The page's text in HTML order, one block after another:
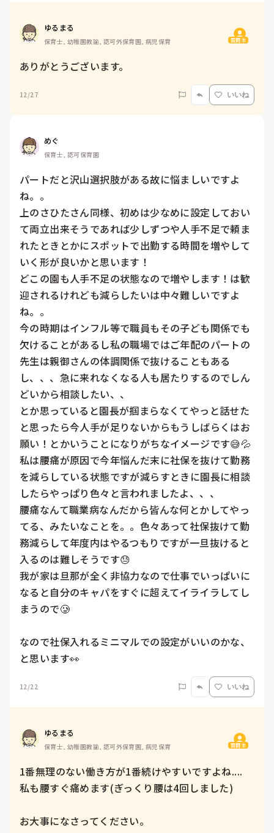
ゆるまる
保育士, 幼稚園教諭, 認可外保育園, 病児保育 質問主
ありがとうございます。
12/27 いいね
めぐ
保育士, 認可保育園
パートだと沢山選択肢がある故に悩ましいですよ
ね。。
上のさひたさん同様、初めは少なめに設定しておい
て両立出来そうであれば少しずつや人手不足で頼ま
れたときとかにスポットで出勤する時間を増やして
いく形が良いかと思います！
どこの園も人手不足の状態なので増やします！は歓
迎されるけれども減らしたいは中々難しいですよ
ね。。
今の時期はインフル等で職員もその子ども関係でも
欠けることがあるし私の職場ではご年配のパートの
先生は親御さんの体調関係で抜けることもある
し、、、急に来れなくなる人も居たりするのでしん
どいから相談したい、、
とか思っていると園長が掴まらなくてやっと話せた
と思ったら今人手が足りないからもうしばらくはお
願い！とかいうことになりがちなイメージです😅💦
私は腰痛が原因で今年悩んだ末に社保を抜けて勤務
を減らしている状態ですが減らすときに園長に相談
したらやっぱり色々と言われましたよ、、、
腰痛なんて職業病なんだから皆んな何とかしてやっ
てる、みたいなことを。。色々あって社保抜けて勤
務減らして年度内はやるつもりですが一旦抜けると
入るのは難しそうです😓
我が家は旦那が全く非協力なので仕事でいっぱいに
なると自分のキャパをすぐに超えてイライラしてし
まうので🥲
なので社保入れるミニマルでの設定がいいのかな、
12/22 いいね
ゆるまる
保育士, 幼稚園教諭, 認可外保育園, 病児保育 質問主
1番無理のない働き方が1番続けやすいですよね....
私も腰すぐ痛めます(ぎっくり腰は4回しました)
お大事になさってください。